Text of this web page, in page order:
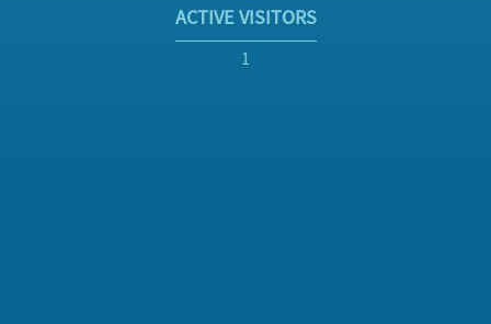
ACTIVE VISITORS
1